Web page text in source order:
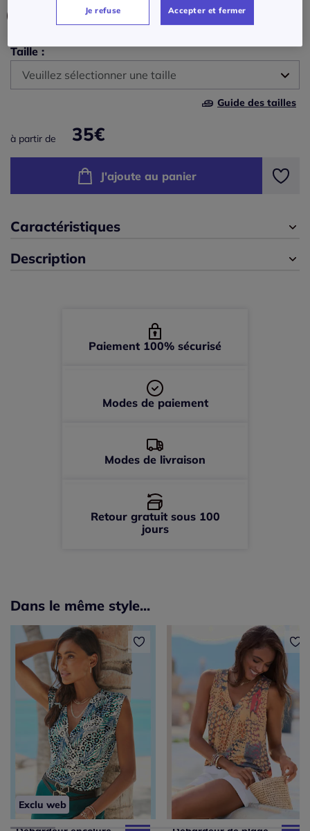
Taille :
Veuillez sélectionner une taille
38/40 -
En stock
46/48 -épuisé
Guide des tailles
à partir de 35€
J'ajoute au panier
Caractéristiques
Description
Paiement 100% sécurisé
Modes de paiement
Modes de livraison
Retour gratuit sous 100
jours
Dans le même style...
Exclu web
Je refuse Accepter et fermer